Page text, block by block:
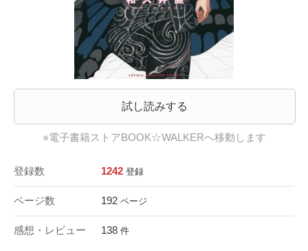
試し読みする
※電子書籍ストアBOOK☆WALKERへ移動します
登録数 1242 登録
ページ数 192 ページ
感想・レビュー 138 件